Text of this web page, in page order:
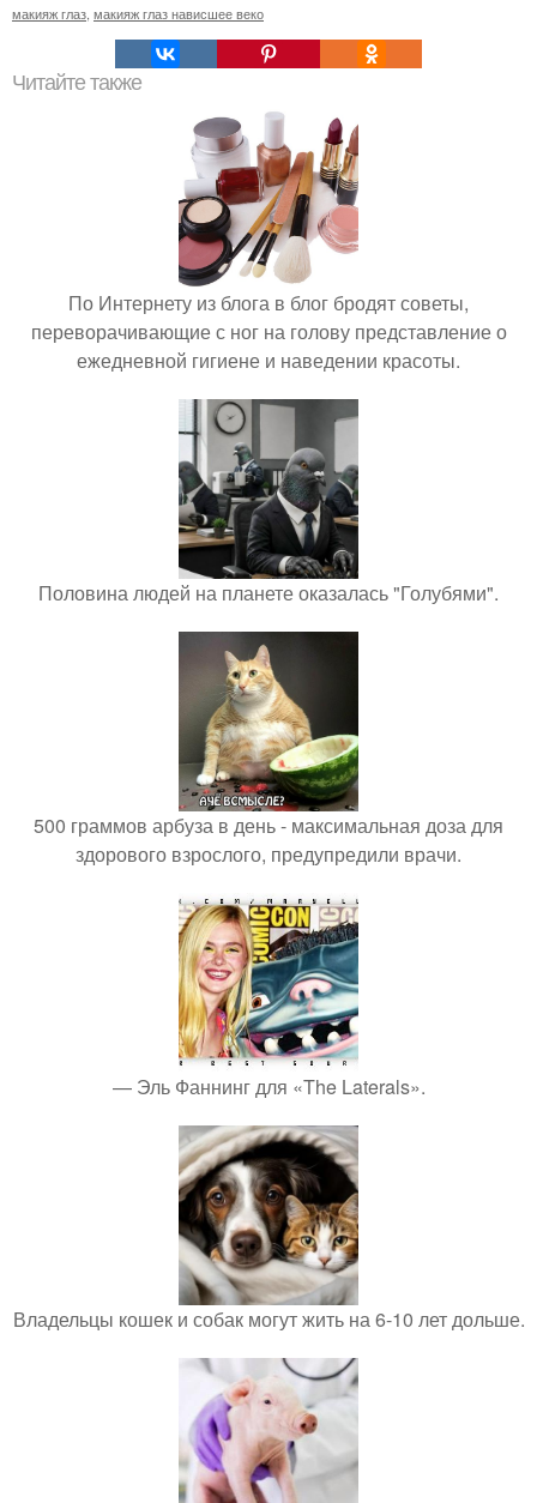
макияж глаз макияж глаз нависшее веко
Читайте также
По Интернету из блога в блог бродят советы,
переворачивающие с ног на голову представление о
ежедневной гигиене и наведении красоты.
Половина людей на планете оказалась "Голубями".
500 граммов арбуза в день - максимальная доза для
здорового взрослого, предупредили врачи.
— Эль Фаннинг для «The Laterals».
Владельцы кошек и собак могут жить на 6-10 лет дольше.